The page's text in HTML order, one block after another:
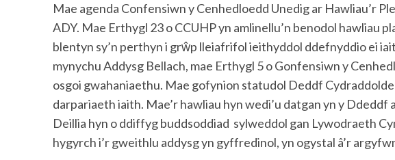
Mae agenda Confensiwn y Cenhedloedd Unedig ar Hawliau’r
ADY. Mae Erthygl 23 o CCUHP yn amlinellu’n benodol hawliau
blentyn sy’n perthyn i grŵp lleiafrifol ieithyddol ddefnyddio ei
mynychu Addysg Bellach, mae Erthygl 5 o Gonfensiwn y
osgoi gwahaniaethu. Mae gofynion statudol Deddf
darpariaeth iaith. Mae’r hawliau hyn wedi’u datgan yn y
Deillia hyn o ddiffyg buddsoddiad sylweddol gan Lywodraeth
hygyrch i’r gweithlu addysg yn gyffredinol, yn ogystal â’r